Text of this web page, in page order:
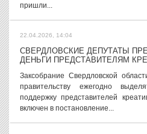
пришли...
22.04.2026, 14:04
СВЕРДЛОВСКИЕ ДЕПУТАТЫ
ДЕНЬГИ ПРЕДСТАВИТЕЛЯМ
Заксобрание Свердловской
правительству ежегодно
поддержку представителей
включен в постановление...